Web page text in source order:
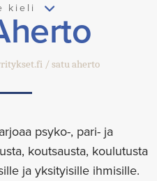
kieli
satu aherto
psyko-, pari- ja
koutsausta, koulutusta
ja yksityisille ihmisille.